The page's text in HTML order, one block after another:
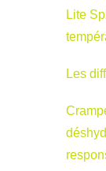
Lite
Les